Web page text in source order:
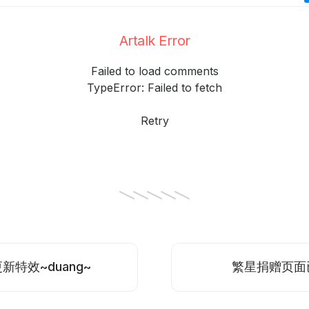
Artalk Error
Failed to load comments
TypeError: Failed to fetch
Retry
新特效~duang~ 繁星捐赠页